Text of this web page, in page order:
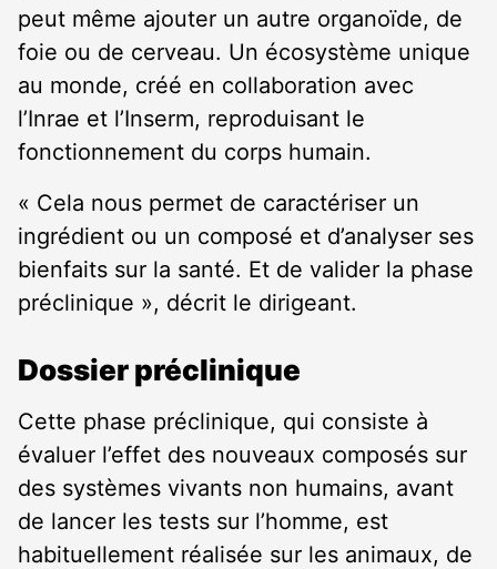
peut même ajouter un autre organoïde, de
foie ou de cerveau. Un écosystème unique
au monde, créé en collaboration avec
l’Inrae et l’Inserm, reproduisant le
fonctionnement du corps humain.
« Cela nous permet de caractériser un
ingrédient ou un composé et d’analyser ses
bienfaits sur la santé. Et de valider la phase
préclinique », décrit le dirigeant.
Dossier préclinique
Cette phase préclinique, qui consiste à
évaluer l’effet des nouveaux composés sur
des systèmes vivants non humains, avant
de lancer les tests sur l’homme, est
habituellement réalisée sur les animaux, de